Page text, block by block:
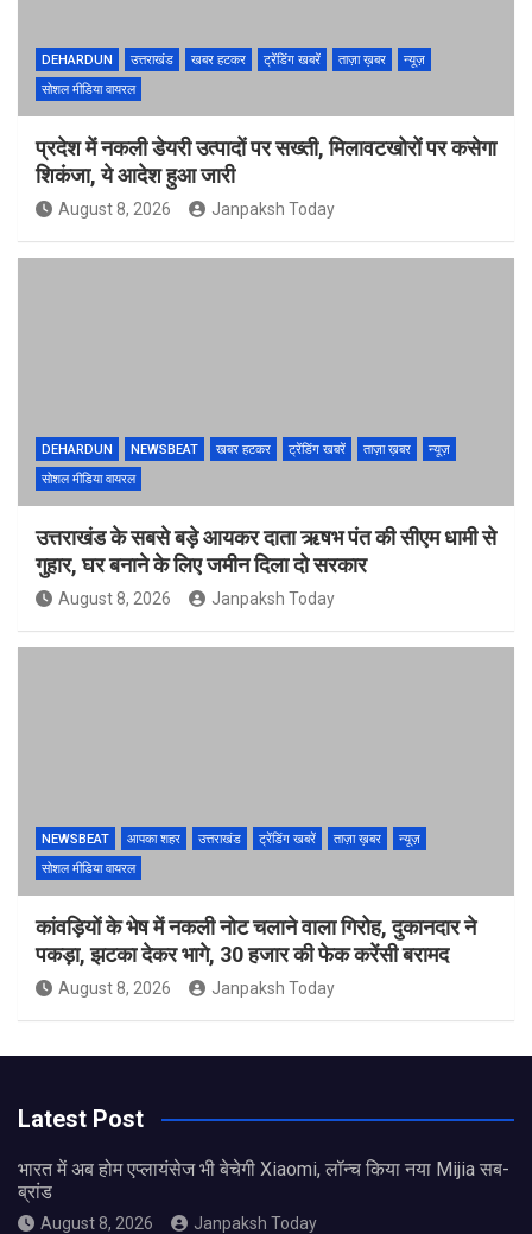
DEHARDUN उत्तराखंड खबर हटकर ट्रेंडिंग खबरें ताज़ा ख़बर
न्यूज़
सोशल मीडिया वायरल
प्रदेश में नकली डेयरी उत्पादों पर सख्ती, मिलावटखोरों पर कसेगा
शिकंजा, ये आदेश हुआ जारी
August 8, 2026 Janpaksh Today
DEHARDUN NEWSBEAT खबर हटकर ट्रेंडिंग खबरें ताज़ा ख़बर
न्यूज़
सोशल मीडिया वायरल
उत्तराखंड के सबसे बड़े आयकर दाता ऋषभ पंत की सीएम धामी से
गुहार, घर बनाने के लिए जमीन दिला दो सरकार
August 8, 2026 Janpaksh Today
NEWSBEAT आपका शहर उत्तराखंड ट्रेंडिंग खबरें ताज़ा ख़बर
न्यूज़
सोशल मीडिया वायरल
कांवड़ियों के भेष में नकली नोट चलाने वाला गिरोह, दुकानदार ने
पकड़ा, झटका देकर भागे, 30 हजार की फेक करेंसी बरामद
August 8, 2026 Janpaksh Today
Latest Post
भारत में अब होम एप्लायंसेज भी बेचेगी Xiaomi, लॉन्च किया नया Mijia सब-
ब्रांड
August 8, 2026 Janpaksh Today